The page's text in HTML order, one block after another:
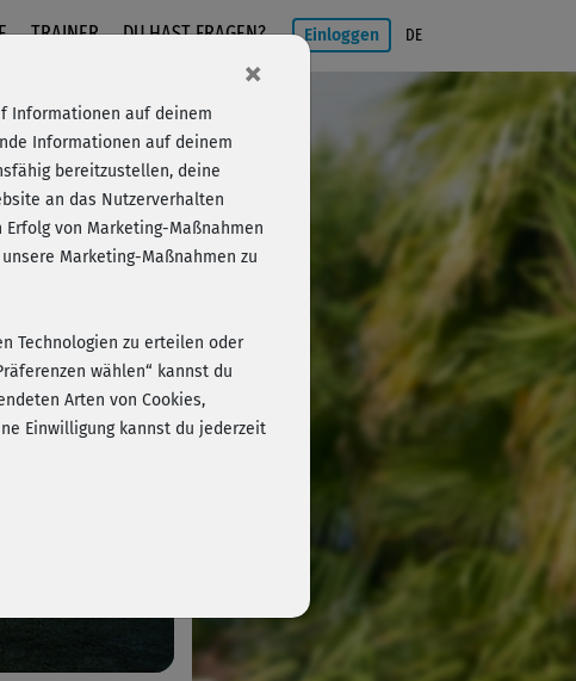
TRAINER DU HAST FRAGEN? Einloggen DE
Einloggen
×
Informationen auf deinem
Informationen auf deinem
bereitzustellen, deine
an das Nutzerverhalten
von Marketing-Maßnahmen
Marketing-Maßnahmen zu
Technologien zu erteilen oder
wählen“ kannst du
Arten von Cookies,
Einwilligung kannst du jederzeit